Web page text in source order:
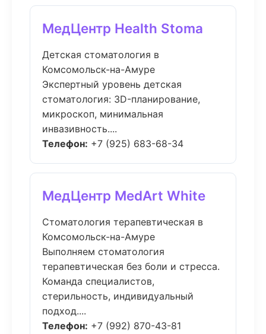
МедЦентр Health Stoma
Детская стоматология в
Комсомольск-на-Амуре
Экспертный уровень детская
стоматология: 3D-планирование,
микроскоп, минимальная
инвазивность....
Телефон: +7 (925) 683-68-34
МедЦентр MedArt White
Стоматология терапевтическая в
Комсомольск-на-Амуре
Выполняем стоматология
терапевтическая без боли и стресса.
Команда специалистов,
стерильность, индивидуальный
подход....
Телефон: +7 (992) 870-43-81